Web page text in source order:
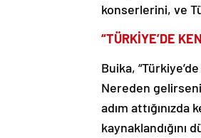
konserlerini, ve
“TÜRKİYE’DE
Buika,
Nereden
adım